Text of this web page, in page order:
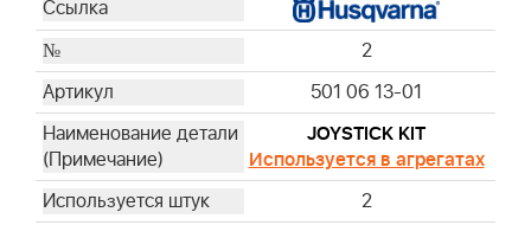
2
501 06 13-01
JOYSTICK KIT
Используется в агрегатах
2